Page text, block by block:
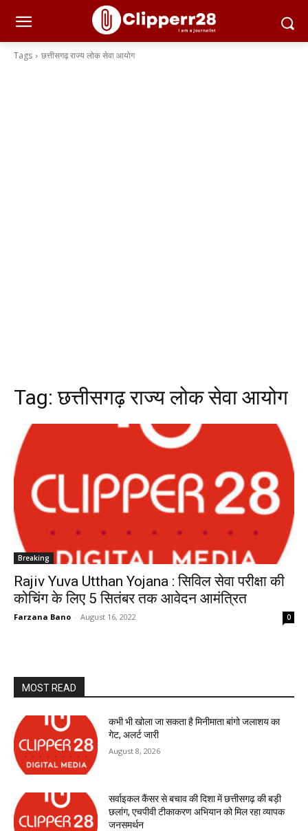
Tags छत्तीसगढ़ राज्य लोक सेवा आयोग
Tag:छत्तीसगढ़ राज्य लोक सेवा आयोग
Breaking
Rajiv Yuva Utthan Yojana : सिविल सेवा परीक्षा की
कोचिंग के लिए 5 सितंबर तक आवेदन आमंत्रित
Farzana Bano - August 16, 2022 0
MOST READ
कभी भी खोला जा सकता है मिनीमाता बांगो जलाशय का
गेट, अलर्ट जारी
August 8, 2026
सर्वाइकल कैंसर से बचाव की दिशा में छत्तीसगढ़ की बड़ी
छलांग, एचपीवी टीकाकरण अभियान को मिल रहा व्यापक
जनसमर्थन